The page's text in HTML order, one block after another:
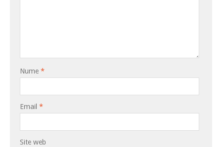
Nume *
Email *
Site web